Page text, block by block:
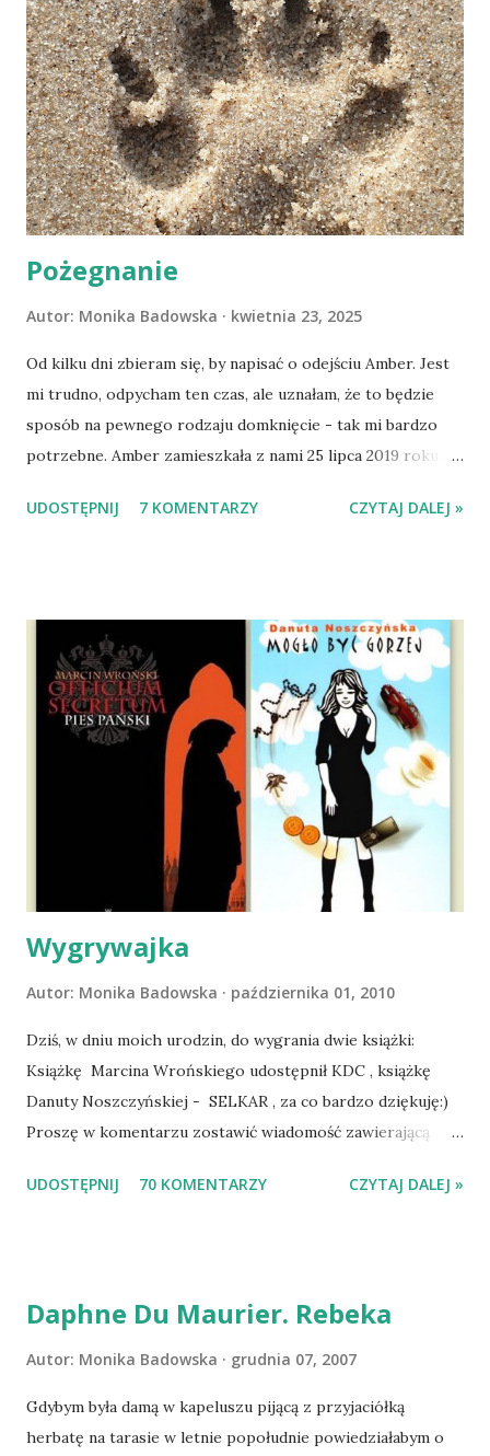
Pożegnanie
Autor: Monika Badowska kwietnia 23, 2025
Od kilku dni zbieram się, by napisać o odejściu Amber. Jest
mi trudno, odpycham ten czas, ale uznałam, że to będzie
sposób na pewnego rodzaju domknięcie - tak mi bardzo
potrzebne. Amber zamieszkała z nami 25 lipca 2019 roku.
Mazowieckim, pojechaliśmy na wizytę zapoznawczą, a kilka
wspólnego życia przeczytacie TUTAJ i TUTAJ . Gdy już
nieco okrzepliśmy w codzienności z psem, a Amber - z
ludźmi i kotami, pojawił się pomysł na wspólny jesienny
wyjazd w Beskid Niski. Zanim to jednak się stało psica miała
atak padaczki, co spowodowało, że wyjazd odwołaliśmy,
wdrożyliśmy leczenie i od nowa zaczęliśmy oswajać z nami i
wspólnym życiem zdezorientowanego chorobą psa. Udało
się ustabilizować zawirowania zdrowotne i wówczas
zaczęliśmy się cieszyć sobą wzajemnie już na 100%.
Dopier...
UDOSTĘPNIJ 7 KOMENTARZY CZYTAJ DALEJ »
Wygrywajka
Autor: Monika Badowska października 01, 2010
Dziś, w dniu moich urodzin, do wygrania dwie książki:
Książkę Marcina Wrońskiego udostępnił KDC , książkę
Danuty Noszczyńskiej - SELKAR , za co bardzo dziękuję:)
Proszę w komentarzu zostawić wiadomość zawierającą
Losowanie odbędzie się w niedzielę o 8:00. Zapraszam
UDOSTĘPNIJ 70 KOMENTARZY CZYTAJ DALEJ »
Daphne Du Maurier. Rebeka
Autor: Monika Badowska grudnia 07, 2007
Gdybym była damą w kapeluszu pijącą z przyjaciółką
herbatę na tarasie w letnie popołudnie powiedziałabym o